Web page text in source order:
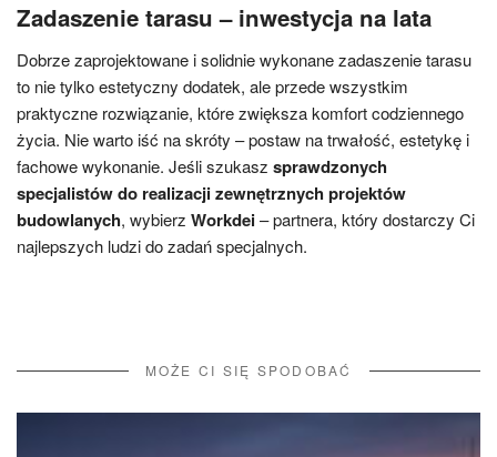
Zadaszenie tarasu – inwestycja na lata
Dobrze zaprojektowane i solidnie wykonane zadaszenie tarasu
to nie tylko estetyczny dodatek, ale przede wszystkim
praktyczne rozwiązanie, które zwiększa komfort codziennego
życia. Nie warto iść na skróty – postaw na trwałość, estetykę i
fachowe wykonanie. Jeśli szukasz sprawdzonych
specjalistów do realizacji zewnętrznych projektów
budowlanych, wybierz Workdei– partnera, który dostarczy Ci
najlepszych ludzi do zadań specjalnych.
MOŻE CI SIĘ SPODOBAĆ